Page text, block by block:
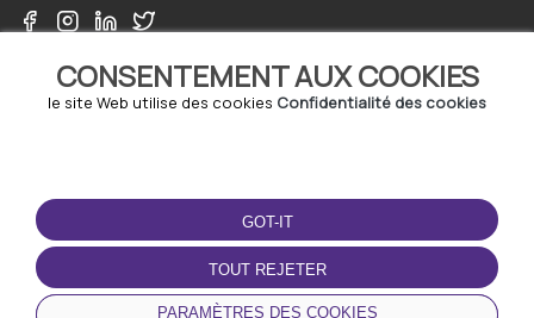
CONSENTEMENT AUX COOKIES
le site Web utilise des cookies Confidentialité des cookies
GOT-IT
TOUT REJETER
PARAMÈTRES DES COOKIES
TERMS-OF-USE
Termes et conditions
Politique de confidentialité
Politique relative aux
cookies
TÉLÉCHARGEZ
L'APPLICATION